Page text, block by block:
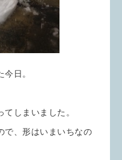
日。
しまいました。
で、形はいまいちなの